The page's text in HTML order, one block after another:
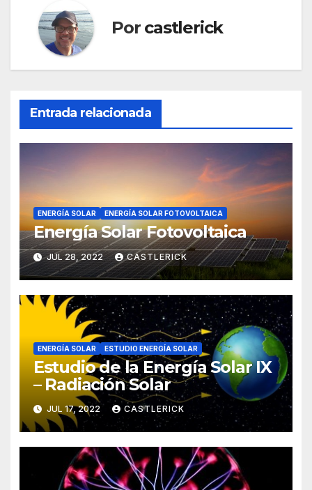
Por castlerick
Entrada relacionada
ENERGÍA SOLAR ENERGÍA SOLAR FOTOVOLTAICA
Energía Solar Fotovoltaica
JUL 28, 2022 CASTLERICK
ENERGÍA SOLAR ESTUDIO ENERGÍA SOLAR
Estudio de la Energía Solar IX
– Radiación Solar
JUL 17, 2022 CASTLERICK